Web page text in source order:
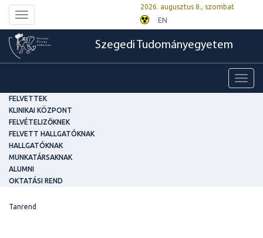
Toggle
navigation
2026. augusztus 8., szombat
EN
Szegedi Tudományegyetem
FELVETTEK
KLINIKAI KÖZPONT
FELVÉTELIZŐKNEK
FELVETT HALLGATÓKNAK
HALLGATÓKNAK
MUNKATÁRSAKNAK
ALUMNI
OKTATÁSI REND
Tanrend